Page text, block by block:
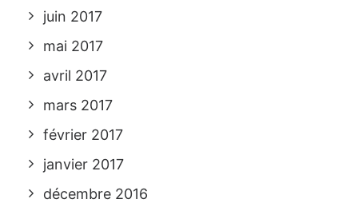
juin 2017
mai 2017
avril 2017
mars 2017
février 2017
janvier 2017
décembre 2016